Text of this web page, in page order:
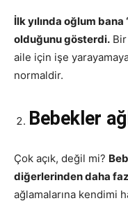
İlk yılında oğlum
olduğunu gösterdi.
aile için işe
normaldir.
Bebekler
Çok açık, değil mi?
diğerlerinden daha
ağlamalarına kendimi